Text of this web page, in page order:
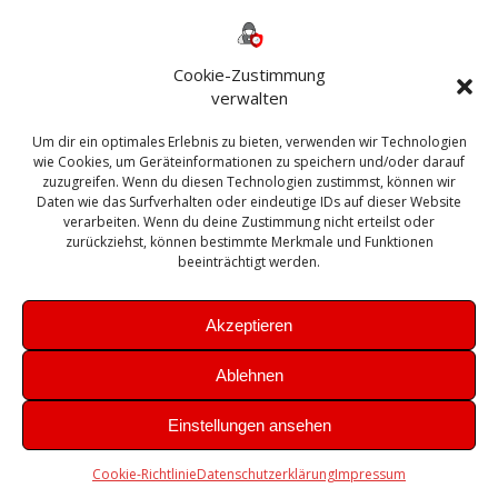
Cookie-Zustimmung
verwalten
Um dir ein optimales Erlebnis zu bieten, verwenden wir Technologien
wie Cookies, um Geräteinformationen zu speichern und/oder darauf
zuzugreifen. Wenn du diesen Technologien zustimmst, können wir
Daten wie das Surfverhalten oder eindeutige IDs auf dieser Website
verarbeiten. Wenn du deine Zustimmung nicht erteilst oder
zurückziehst, können bestimmte Merkmale und Funktionen
beeinträchtigt werden.
Akzeptieren
Ablehnen
Einstellungen ansehen
Cookie-RichtlinieDatenschutzerklärungImpressum
Bautagebuch
Exchange firewall Fritzbox
Microsoft
Sanierung SBS Security Server Sicherheit
Sicherung SIEM Sophos SSL Ubuntu
Update Upgrade UTM VCenter VCSA Veeam
VMWare VPN WAZUH Windows
Zertifikat
Theme